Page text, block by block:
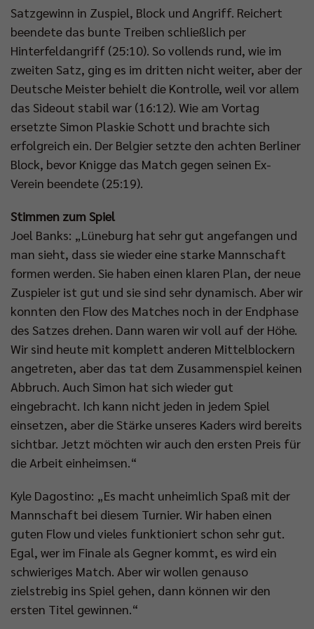
Satzgewinn in Zuspiel, Block und Angriff. Reichert
beendete das bunte Treiben schließlich per
Hinterfeldangriff (25:10). So vollends rund, wie im
zweiten Satz, ging es im dritten nicht weiter, aber der
Deutsche Meister behielt die Kontrolle, weil vor allem
das Sideout stabil war (16:12). Wie am Vortag
ersetzte Simon Plaskie Schott und brachte sich
erfolgreich ein. Der Belgier setzte den achten Berliner
Block, bevor Knigge das Match gegen seinen Ex-
Verein beendete (25:19).
Stimmen zum Spiel
Joel Banks: „Lüneburg hat sehr gut angefangen und
man sieht, dass sie wieder eine starke Mannschaft
formen werden. Sie haben einen klaren Plan, der neue
Zuspieler ist gut und sie sind sehr dynamisch. Aber wir
konnten den Flow des Matches noch in der Endphase
des Satzes drehen. Dann waren wir voll auf der Höhe.
Wir sind heute mit komplett anderen Mittelblockern
angetreten, aber das tat dem Zusammenspiel keinen
Abbruch. Auch Simon hat sich wieder gut
eingebracht. Ich kann nicht jeden in jedem Spiel
einsetzen, aber die Stärke unseres Kaders wird bereits
sichtbar. Jetzt möchten wir auch den ersten Preis für
die Arbeit einheimsen.“
Kyle Dagostino: „Es macht unheimlich Spaß mit der
Mannschaft bei diesem Turnier. Wir haben einen
guten Flow und vieles funktioniert schon sehr gut.
Egal, wer im Finale als Gegner kommt, es wird ein
schwieriges Match. Aber wir wollen genauso
zielstrebig ins Spiel gehen, dann können wir den
ersten Titel gewinnen.“